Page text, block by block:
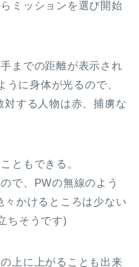
ミッションを選び開始
までの距離が表示され
に身体が光るので、
する人物は赤、捕虜な
ともできる。
で、PWの無線のよう
かけるところは少ない
ちそうです)
上に上がることも出来